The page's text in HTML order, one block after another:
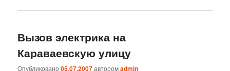
Вызов электрика на
Караваевскую улицу
Опубликовано05.07.2007авторомadmin